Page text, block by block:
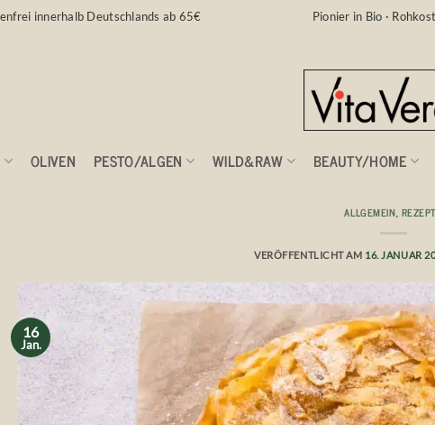
innerhalb Deutschlands ab 65€ Pionier in Bio ·
OLIVEN PESTO/ALGEN WILD&RAW BEAUTY/HOME
ALLGEMEIN,
VERÖFFENTLICHT AM 16. JANUAR
16
Jan.